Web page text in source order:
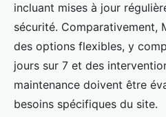
incluant mises à jour
sécurité. Comparativement,
des options flexibles, y
jours sur 7 et des
maintenance doivent être
besoins spécifiques du site.